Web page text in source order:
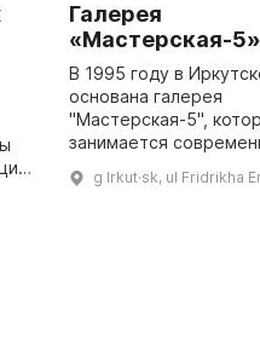
Галерея
«Мастерская-5»
В 1995 году в
основана галерея
"Мастерская-5",
занимается
галереи работают Е.
g Irkut·sk, ul Fridrikha